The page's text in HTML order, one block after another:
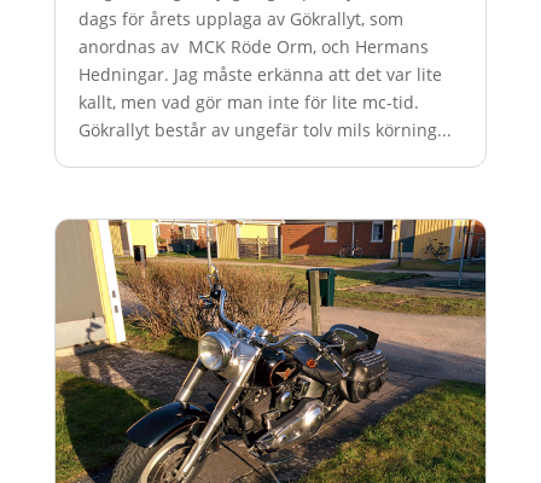
dags för årets upplaga av Gökrallyt, som
anordnas av MCK Röde Orm, och Hermans
Hedningar. Jag måste erkänna att det var lite
kallt, men vad gör man inte för lite mc-tid.
Gökrallyt består av ungefär tolv mils körning...